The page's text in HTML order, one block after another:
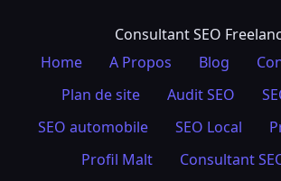
Consultant SEO
Home
A Propos Blog
Plan de site
Audit SEO
SEO automobile
SEO Local
Profil Malt
Consultant